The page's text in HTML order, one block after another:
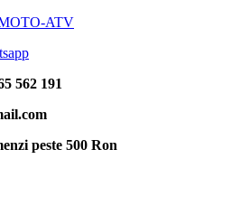
ATV
562 191
peste 500 Ron